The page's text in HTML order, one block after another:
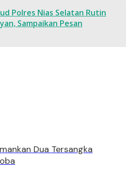
Polres Nias Selatan Rutin
Sampaikan Pesan
Dua Tersangka